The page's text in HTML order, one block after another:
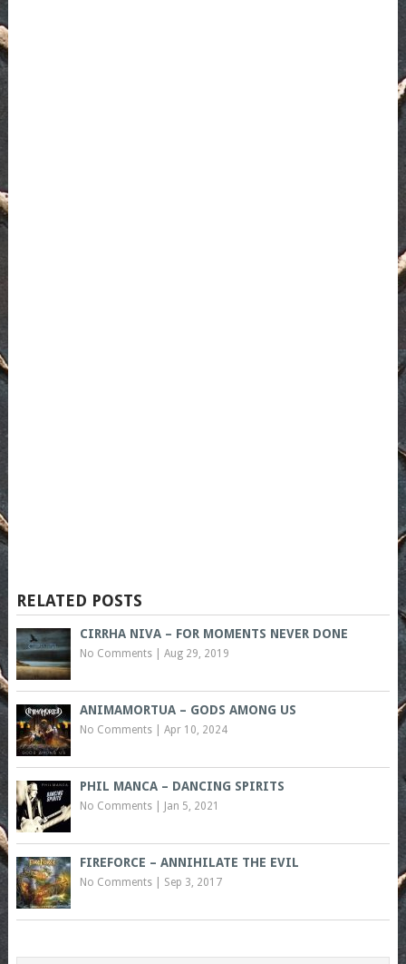
RELATED POSTS
CIRRHA NIVA – FOR MOMENTS NEVER DONE
No Comments| Aug 29, 2019
ANIMAMORTUA – GODS AMONG US
No Comments| Apr 10, 2024
PHIL MANCA – DANCING SPIRITS
No Comments| Jan 5, 2021
FIREFORCE – ANNIHILATE THE EVIL
No Comments| Sep 3, 2017